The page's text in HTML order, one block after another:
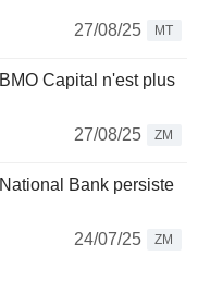
27/08/25
MT
Capital n'est plus
27/08/25
ZM
Bank persiste
24/07/25
ZM